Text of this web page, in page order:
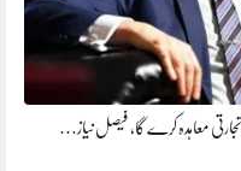
معاہدہ کرے گا، فیصل نیاز…